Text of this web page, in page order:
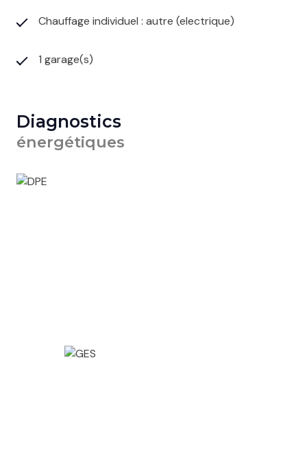
Chauffage individuel : autre (electrique)
1 garage(s)
Diagnostics
énergétiques